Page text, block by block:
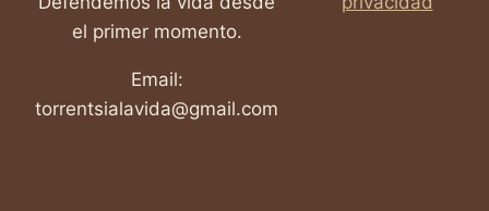
el primer momento.
Email:
torrentsialavida@gmail.com